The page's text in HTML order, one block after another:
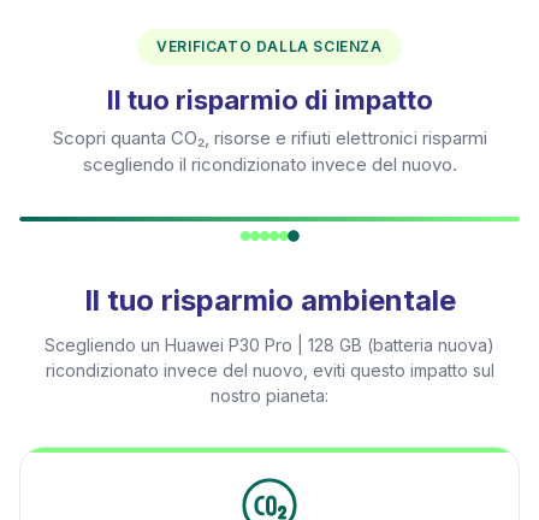
VERIFICATO DALLA SCIENZA
Il tuo risparmio di impatto
Scopri quanta CO₂, risorse e rifiuti elettronici risparmi
scegliendo il ricondizionato invece del nuovo.
Il tuo risparmio ambientale
Scegliendo un Huawei P30 Pro | 128 GB (batteria nuova)
ricondizionato invece del nuovo, eviti questo impatto sul
nostro pianeta: